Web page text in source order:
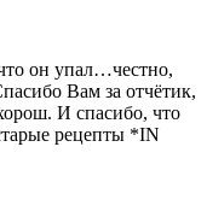
он упал…честно,
Вам за отчётик,
И спасибо, что
рецепты *IN